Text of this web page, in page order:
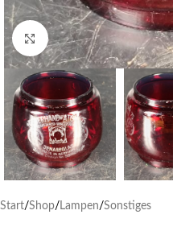
Klick zum Vergrößern
Start/Shop/ Lampen/Sonstiges